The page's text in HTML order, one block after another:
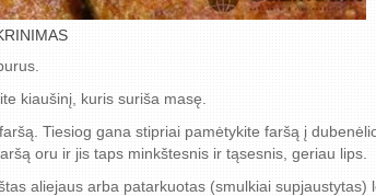
kiaušinį, kuris suriša masę.
Tiesiog gana stipriai pamėtykite faršą į
oru ir jis taps minkštesnis ir tąsesnis, geriau lips.
aliejaus arba patarkuotas (smulkiai supjaustytas)